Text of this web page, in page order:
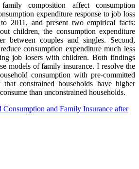
composition affect consumption
expenditure response to job loss
2011, and present two empirical facts:
children, the consumption expenditure
between couples and singles. Second,
consumption expenditure much less
job losers with children. Both findings
models of family insurance. I resolve the
consumption with pre-committed
constrained households have higher
than unconstrained households.
Consumption and Family Insurance after